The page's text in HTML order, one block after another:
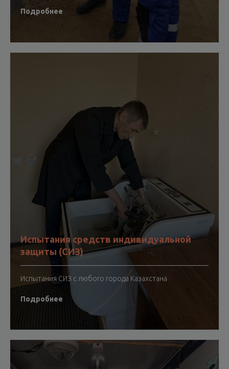
Подробнее
Испытания средств индивидуальной
защиты (СИЗ)
Испытания СИЗ с любого города Казахстана
Подробнее